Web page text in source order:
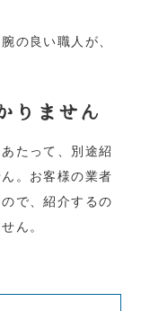
の良い職人が、
りません
たって、別途紹
。お客様の業者
で、紹介するの
ん。